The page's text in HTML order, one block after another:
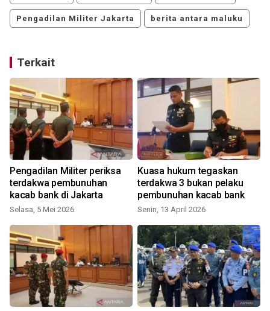
Pengadilan Militer Jakarta berita antara maluku
Terkait
Pengadilan Militer periksa
terdakwa pembunuhan
kacab bank di Jakarta
Selasa, 5 Mei 2026
Kuasa hukum tegaskan
terdakwa 3 bukan pelaku
pembunuhan kacab bank
Senin, 13 April 2026